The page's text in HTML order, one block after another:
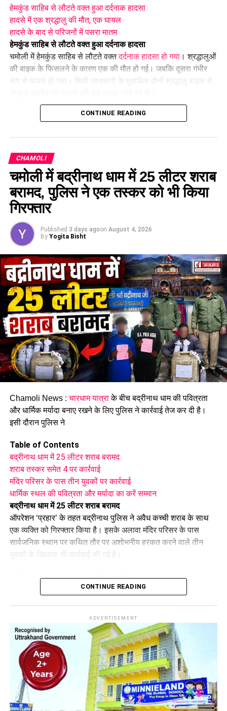
हेमकुंड साहिब से लौटते वक्त हुआ दर्दनाक हादसा
हादसे में एक श्रद्धालु की मौत, एक घायल
हादसे के बाद से परिजनों में पसरा मातम
हेमकुंड साहिब से लौटते वक्त हुआ दर्दनाक हादसा
चमोली में हेमकुंड साहिब से लौटते वक्तदर्दनाक हादसा हो गया। श्रद्धालुओं
की बाइक के फिसलने के कारण एक की मौत हो गई। जबकि दूसरा गंभीर
रूप से घायल हो गया। मिली जानकारी के मुताबिक दोनों श्रद्धालु बाइक से
नंदप्रयागके बगड़ चौराहा के पास अचानक बाइक का
मौजूद लोगों की मदद से घायलों को अस्पताल पहुंचाया गया।
हादसे में एक श्रद्धालु की मौत, एक घायल
दुर्घटना में सेर बाबा (19), निवासी करनाल, हरियाणा, के सिर में गंभीर चोट
लगी थी। उन्हें तत्काल जिला चिकित्सालय गोपेश्वर ले जाया गया। यहां
डॉक्टरों ने जांच के बाद उन्हें मृत घोषित कर दिया। बाइक पर सवार दूसरे
श्रद्धालु को हादसे में गंभीर चोट नहीं आई और वह सुरक्षित बताया जा रहा
है।
हादसे के बाद से परिजनों में पसरा मातम
घटना की सूचना मिलने के बाद पुलिस ने मौके पर पहुंचकर हादसे की
जानकारी जुटाई। पुलिस दुर्घटना के कारणों की जांच कर रही है। हादसे के
बाद मृतक के परिवार और साथ आए श्रद्धालुओं में शोक का माहौल है।
CONTINUE READING
CHAMOLI
चमोली में बद्रीनाथ धाम में 25 लीटर शराब
बरामद, पुलिस ने एक तस्कर को भी किया
गिरफ्तार
Published 3 days agoon August 4, 2026
By Yogita Bisht
Chamoli News : चारधाम यात्राके बीच बद्रीनाथ धाम की पवित्रता
और धार्मिक मर्यादा बनाए रखने के लिए पुलिस ने कार्रवाई तेज कर दी है।
इसी दौरान पुलिस ने
Table of Contents
बद्रीनाथ धाम में 25 लीटर शराब बरामद
शराब तस्कर समेत 4 पर कार्रवाई
मंदिर परिसर के पास तीन युवकों पर कार्रवाई
धार्मिक स्थल की पवित्रता और मर्यादा का करें सम्मान
बद्रीनाथ धाम में 25 लीटर शराब बरामद
ऑपरेशन ‘प्रहार’ के तहत बद्रीनाथ पुलिस ने अवैध कच्ची शराब के साथ
एक व्यक्ति को गिरफ्तार किया है। इसके अलावा मंदिर परिसर के पास
सार्वजनिक स्थान पर कथित तौर पर अशोभनीय हरकत करने वाले तीन
युवकों के खिलाफ भी कार्रवाई की गई है।
बद्रीनाथ धामक्षेत्र में लगातार संदिग्ध व्यक्तियों और वाहनों की जांच की जा
रही है। इसी अभियान के दौरान पुलिस टीम ने भृगुधारा गुफा की ओर जाने
शराब तस्कर समेत 4 पर कार्रवाई
पूछताछ और तलाशी के दौरान उसके पास से 25 लीटर अवैध कच्ची शराब
बरामद हुई। आरोपी की पहचान 75 वर्षीय सुरेंद्र सिंह, निवासी ग्राम
भृगुधारा, थाना बदरीनाथ के रूप में हुई है।
पुलिस ने बरामद शराब को कब्जे में लेकर आरोपी के खिलाफ थाना बदरीनाथ
में मुकदमा संख्या 10/2026, धारा 60 आबकारी अधिनियम के तहत मामला
CONTINUE READING
ADVERTISEMENT